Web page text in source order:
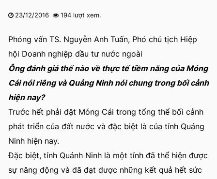
23/12/2016
194 lượt xem.
Phỏng vấn TS. Nguyễn Anh Tuấn, Phó chủ tịch Hiệp
hội Doanh nghiệp đầu tư nước ngoài
Ông đánh giá thế nào về thực tế tiềm năng của Móng
Cái nói riêng và Quảng Ninh nói chung trong bối cảnh
hiện nay?
Trước hết phải đặt Móng Cái trong tổng thể bối cảnh
phát triển của đất nước và đặc biệt là của tỉnh Quảng
Ninh hiện nay.
Đặc biệt, tỉnh Quảnh Ninh là một tỉnh đã thể hiện được
sự năng động và đã đạt được những kết quả hết sức